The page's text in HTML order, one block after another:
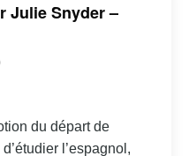
Julie Snyder –
du départ de
l’espagnol,